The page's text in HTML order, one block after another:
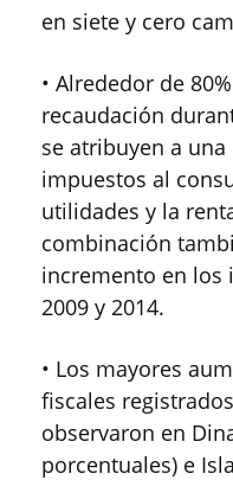
en siete y cero
• Alrededor de
recaudación
se atribuyen a
impuestos al
utilidades y la
combinación
incremento en los
2009 y 2014.
• Los mayores
fiscales
observaron en
porcentuales) e